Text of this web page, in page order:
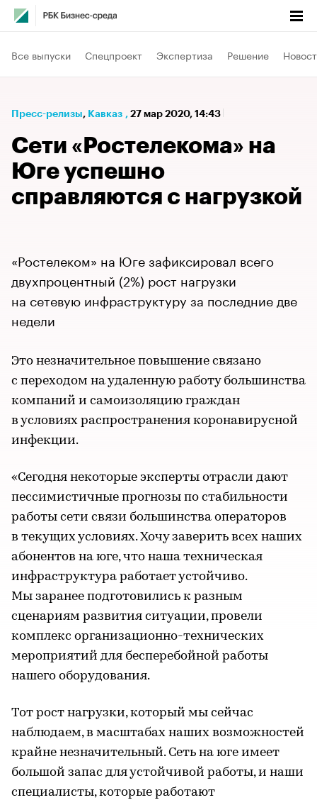
Все выпуски Спецпроект Экспертиза Решение
Пресс-релизы⁠, Кавказ , 27 мар 2020, 14:43
Сети «Ростелекома» на
Юге успешно
справляются с нагрузкой
«Ростелеком» на Юге зафиксировал всего
двухпроцентный (2%) рост нагрузки
на сетевую инфраструктуру за последние две
недели
Это незначительное повышение связано
с переходом на удаленную работу большинства
компаний и самоизоляцию граждан
в условиях распространения коронавирусной
инфекции.
«Сегодня некоторые эксперты отрасли дают
пессимистичные прогнозы по стабильности
работы сети связи большинства операторов
в текущих условиях. Хочу заверить всех наших
абонентов на юге, что наша техническая
инфраструктура работает устойчиво.
Мы заранее подготовились к разным
сценариям развития ситуации, провели
комплекс организационно-технических
мероприятий для бесперебойной работы
нашего оборудования.
Тот рост нагрузки, который мы сейчас
наблюдаем, в масштабах наших возможностей
крайне незначительный. Сеть на юге имеет
большой запас для устойчивой работы, и наши
специалисты, которые работают